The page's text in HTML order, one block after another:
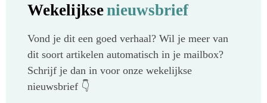
Wekelijksenieuwsbrief
Vond je dit een goed verhaal? Wil je meer van
dit soort artikelen automatisch in je mailbox?
Schrijf je dan in voor onze wekelijkse
nieuwsbrief 👇